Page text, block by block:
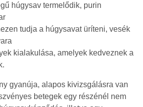
húgysav termelődik, purin
tudja a húgysavat üríteni, vesék
kialakulása, amelyek kedveznek a
gyanúja, alapos kivizsgálásra van
betegek egy részénél nem